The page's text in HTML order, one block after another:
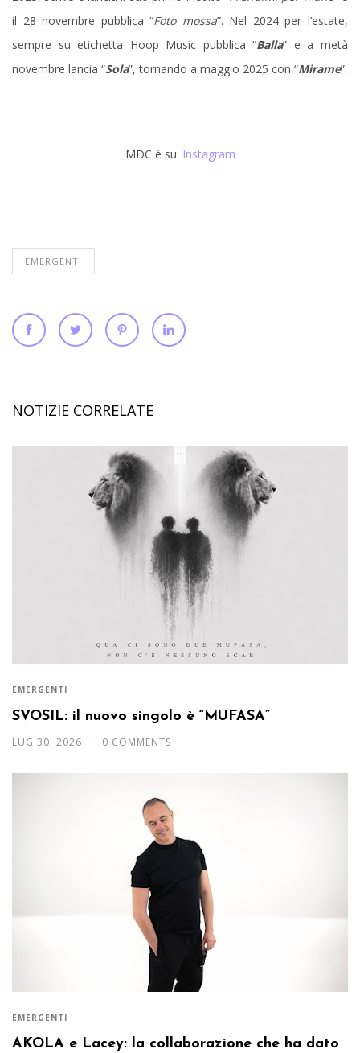
il 28 novembre pubblica “Foto mossa”. Nel 2024 per l’estate,
sempre su etichetta Hoop Music pubblica “Balla” e a metà
novembre lancia “Sola”, tornando a maggio 2025 con “Mirame”.
MDC è su: Instagram
EMERGENTI
NOTIZIE CORRELATE
EMERGENTI
SVOSIL: il nuovo singolo è “MUFASA”
LUG 30, 2026 0 COMMENTS
EMERGENTI
AKOLA e Lacey: la collaborazione che ha dato